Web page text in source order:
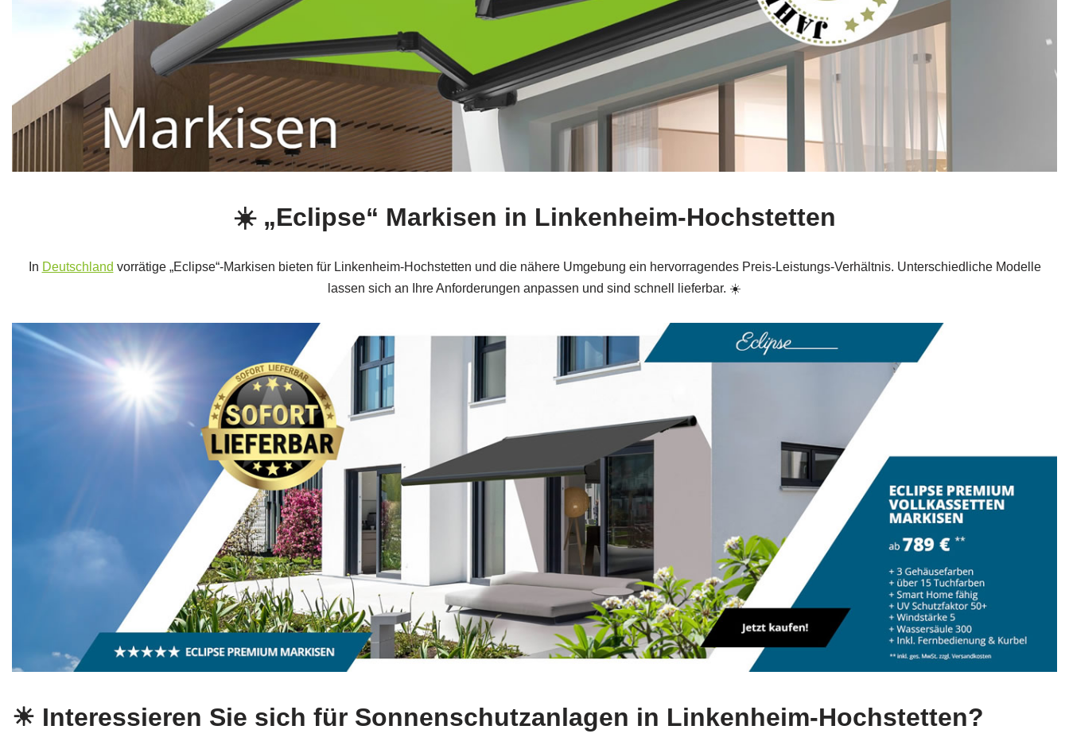
☀️ „Eclipse“ Markisen in Linkenheim-Hochstetten
In Deutschland vorrätige „Eclipse“-Markisen bieten für Linkenheim-Hochstetten und die nähere Umgebung ein hervorragendes Preis‑Leistungs‑Verhältnis. Unterschiedliche Modelle
lassen sich an Ihre Anforderungen anpassen und sind schnell lieferbar. ☀️
☀ Interessieren Sie sich für Sonnenschutzanlagen in Linkenheim-Hochstetten?